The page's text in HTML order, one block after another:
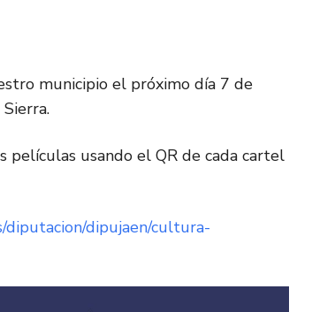
municipio el próximo día 7 de
películas usando el QR de cada cartel
diputacion/dipujaen/cultura-